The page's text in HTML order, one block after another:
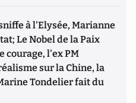
à l'Elysée, Marianne
Le Nobel de la Paix
courage, l'ex PM
sur la Chine, la
Tondelier fait du